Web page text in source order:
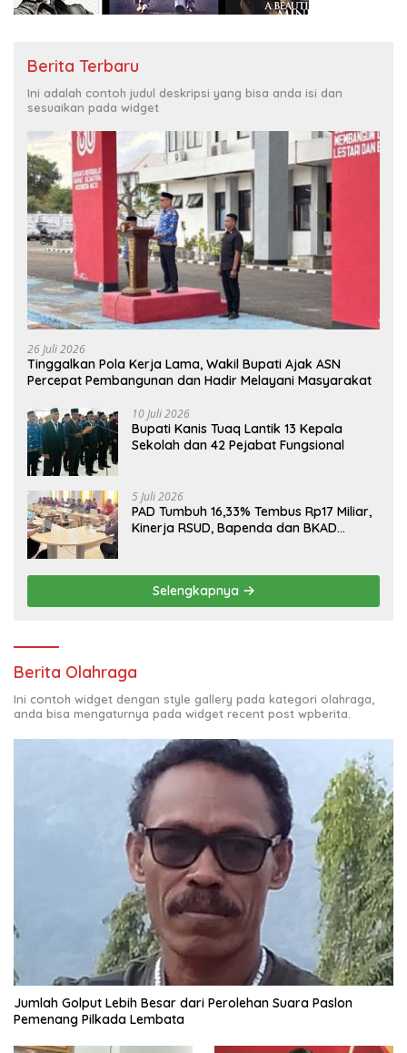
Berita Terbaru
Ini adalah contoh judul deskripsi yang bisa anda isi dan
sesuaikan pada widget
26 Juli 2026
Tinggalkan Pola Kerja Lama, Wakil Bupati Ajak ASN
Percepat Pembangunan dan Hadir Melayani Masyarakat
10 Juli 2026
Bupati Kanis Tuaq Lantik 13 Kepala
Sekolah dan 42 Pejabat Fungsional
5 Juli 2026
PAD Tumbuh 16,33% Tembus Rp17 Miliar,
Kinerja RSUD, Bapenda dan BKAD
Selengkapnya
Berita Olahraga
Ini contoh widget dengan style gallery pada kategori olahraga,
anda bisa mengaturnya pada widget recent post wpberita.
Jumlah Golput Lebih Besar dari Perolehan Suara Paslon
Pemenang Pilkada Lembata